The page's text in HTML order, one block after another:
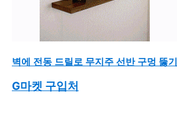
벽에 전동 드릴로 무지주 선반 구멍 뚫기
G마켓 구입처